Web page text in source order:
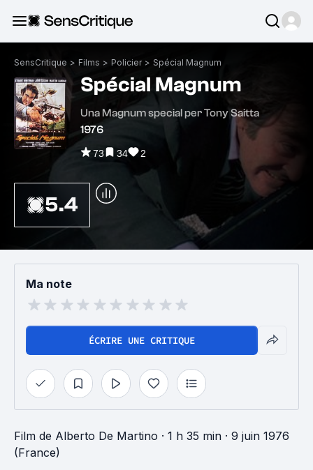
SensCritique > Films > Policier > Spécial Magnum
Spécial Magnum
Una Magnum special per Tony Saitta
1976
73 34 2
5.4
Ma note
ÉCRIRE UNE CRITIQUE
Film de Alberto De Martino · 1 h 35 min · 9 juin 1976
(France)